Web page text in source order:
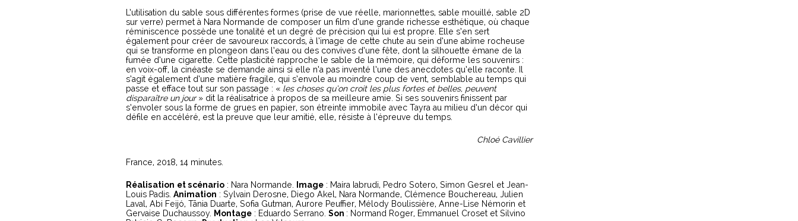
L’utilisation du sable sous différentes formes (prise de vue réelle, marionnettes, sable mouillé, sable 2D
sur verre) permet à Nara Normande de composer un film d’une grande richesse esthétique, où chaque
réminiscence possède une tonalité et un degré de précision qui lui est propre. Elle s’en sert
également pour créer de savoureux raccords, à l’image de cette chute au sein d’une abîme rocheuse
qui se transforme en plongeon dans l’eau ou des convives d’une fête, dont la silhouette émane de la
fumée d’une cigarette. Cette plasticité rapproche le sable de la mémoire, qui déforme les souvenirs :
en voix-off, la cinéaste se demande ainsi si elle n’a pas inventé l’une des anecdotes qu’elle raconte. Il
s’agit également d’une matière fragile, qui s’envole au moindre coup de vent, semblable au temps qui
passe et efface tout sur son passage : « les choses qu’on croit les plus fortes et belles, peuvent
disparaître un jour» dit la réalisatrice à propos de sa meilleure amie. Si ses souvenirs finissent par
s’envoler sous la forme de grues en papier, son étreinte immobile avec Tayra au milieu d’un décor qui
défile en accéléré, est la preuve que leur amitié, elle, résiste à l’épreuve du temps.
Chloé Cavillier
France, 2018, 14 minutes.
Réalisation et scénario : Nara Normande. Image : Maíra Iabrudi, Pedro Sotero, Simon Gesrel et Jean-
Louis Padis. Animation : Sylvain Derosne, Diego Akel, Nara Normande, Clémence Bouchereau, Julien
Laval, Abi Feijó, Tãnia Duarte, Sofia Gutman, Aurore Peuffier, Mélody Boulissière, Anne-Lise Némorin et
Gervaise Duchaussoy. Montage : Eduardo Serrano. Son : Normand Roger, Emmanuel Croset et Silvino